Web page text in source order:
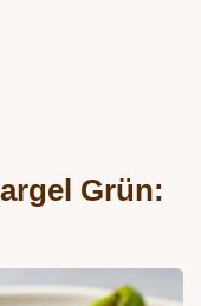
Grün: